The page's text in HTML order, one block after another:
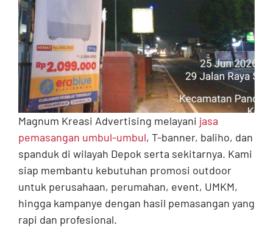
Magnum Kreasi Advertising melayani jasa
pemasangan umbul-umbul, T-banner, baliho, dan
spanduk di wilayah Depok serta sekitarnya. Kami
siap membantu kebutuhan promosi outdoor
untuk perusahaan, perumahan, event, UMKM,
hingga kampanye dengan hasil pemasangan yang
rapi dan profesional.